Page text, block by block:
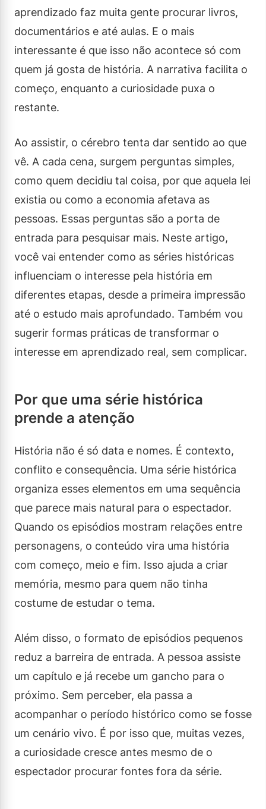
aprendizado faz muita gente procurar livros,
documentários e até aulas. E o mais
interessante é que isso não acontece só com
quem já gosta de história. A narrativa facilita o
começo, enquanto a curiosidade puxa o
restante.
Ao assistir, o cérebro tenta dar sentido ao que
vê. A cada cena, surgem perguntas simples,
como quem decidiu tal coisa, por que aquela lei
existia ou como a economia afetava as
pessoas. Essas perguntas são a porta de
entrada para pesquisar mais. Neste artigo,
você vai entender como as séries históricas
influenciam o interesse pela história em
diferentes etapas, desde a primeira impressão
até o estudo mais aprofundado. Também vou
sugerir formas práticas de transformar o
interesse em aprendizado real, sem complicar.
Por que uma série histórica
prende a atenção
História não é só data e nomes. É contexto,
conflito e consequência. Uma série histórica
organiza esses elementos em uma sequência
que parece mais natural para o espectador.
Quando os episódios mostram relações entre
personagens, o conteúdo vira uma história
com começo, meio e fim. Isso ajuda a criar
memória, mesmo para quem não tinha
costume de estudar o tema.
Além disso, o formato de episódios pequenos
reduz a barreira de entrada. A pessoa assiste
um capítulo e já recebe um gancho para o
próximo. Sem perceber, ela passa a
acompanhar o período histórico como se fosse
um cenário vivo. É por isso que, muitas vezes,
a curiosidade cresce antes mesmo de o
espectador procurar fontes fora da série.